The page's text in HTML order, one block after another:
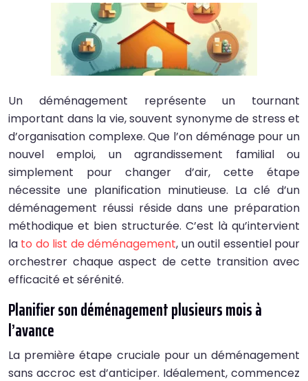
Un déménagement représente un tournant
important dans la vie, souvent synonyme de stress et
d’organisation complexe. Que l’on déménage pour un
nouvel emploi, un agrandissement familial ou
simplement pour changer d’air, cette étape
nécessite une planification minutieuse. La clé d’un
déménagement réussi réside dans une préparation
méthodique et bien structurée. C’est là qu’intervient
la to do list de déménagement, un outil essentiel pour
orchestrer chaque aspect de cette transition avec
efficacité et sérénité.
Planifier son déménagement plusieurs mois à
l’avance
La première étape cruciale pour un déménagement
sans accroc est d’anticiper. Idéalement, commencez